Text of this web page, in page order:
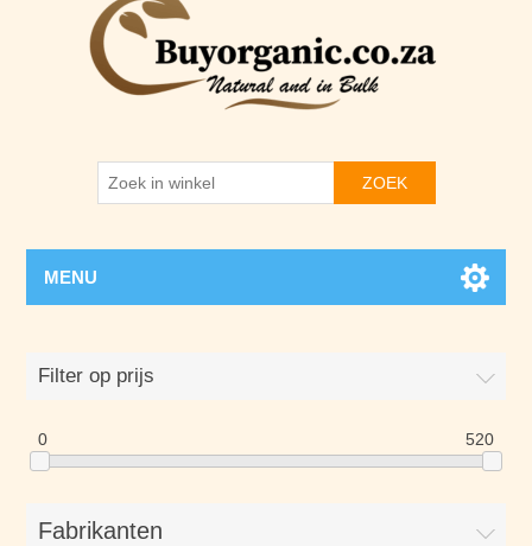
ZOEK
MENU
Filter op prijs
0 520
Fabrikanten